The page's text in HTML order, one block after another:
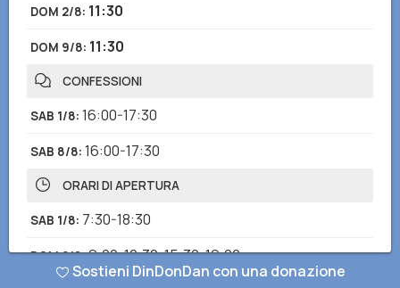
DOM 2/8: 11:30
DOM 9/8: 11:30
CONFESSIONI
SAB 1/8: 16:00-17:30
SAB 8/8: 16:00-17:30
ORARI DI APERTURA
SAB 1/8: 7:30-18:30
DOM 2/8:9:00-12:30,15:30-19:00
Sostieni DinDonDan con una donazione